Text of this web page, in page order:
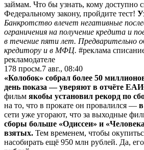
займам. Что бы узнать, кому доступно
Федеральному закону, пройдите тест!
Банкротство влечет негативные
ограничения на получение кредита и
в течение пяти лет. Предварительно
кредитору и в МФЦ. #реклама
рекламодателе
178 просм.7 авг., 08:40
«Колобок» собрал более 50
день показа — уверяют в отчёте
фильм якобы установил рекорд по
на то, что в прокате он провалился —
сети уже угорают, что за выходные
сборы больше «Одиссеи» и
взятых. Тем временем, чтобы
насобирать ещё 950 млн рублей. Да, его